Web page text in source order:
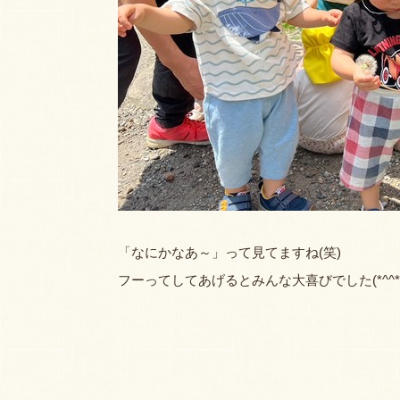
「なにかなあ～」って見てますね(笑)
フーってしてあげるとみんな大喜びでした